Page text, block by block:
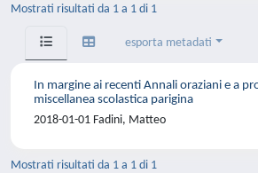
Mostrati risultati da 1 a 1 di 1
esporta metadati
In margine ai recenti Annali oraziani e a
miscellanea scolastica parigina
2018-01-01 Fadini, Matteo
Mostrati risultati da 1 a 1 di 1